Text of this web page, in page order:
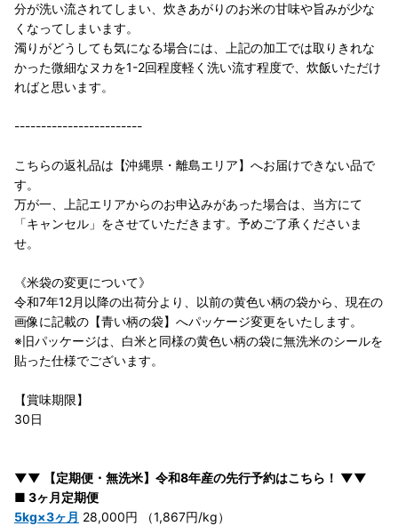
分が洗い流されてしまい、炊きあがりのお米の甘味や旨みが少な
くなってしまいます。
濁りがどうしても気になる場合には、上記の加工では取りきれな
かった微細なヌカを1-2回程度軽く洗い流す程度で、炊飯いただけ
ればと思います。
------------------------
こちらの返礼品は【沖縄県・離島エリア】へお届けできない品で
す。
万が一、上記エリアからのお申込みがあった場合は、当方にて
「キャンセル」をさせていただきます。予めご了承くださいま
せ。
《米袋の変更について》
令和7年12月以降の出荷分より、以前の黄色い柄の袋から、現在の
画像に記載の【青い柄の袋】へパッケージ変更をいたします。
※旧パッケージは、白米と同様の黄色い柄の袋に無洗米のシールを
貼った仕様でございます。
【賞味期限】
30日
▼▼ 【定期便・無洗米】令和8年産の先行予約はこちら！ ▼▼
■ 3ヶ月定期便
5kg×3ヶ月 28,000円 （1,867円/kg）